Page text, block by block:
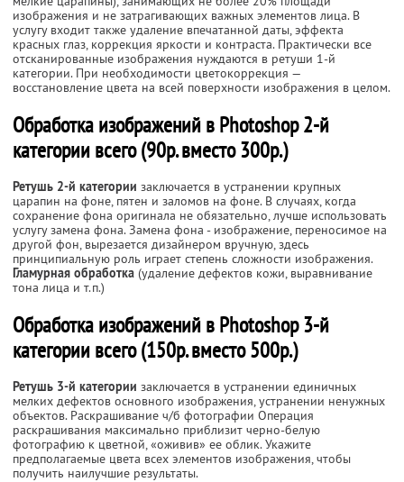
изображения и не затрагивающих важных элементов лица. В
услугу входит также удаление впечатанной даты, эффекта
красных глаз, коррекция яркости и контраста. Практически все
отсканированные изображения нуждаются в ретуши 1-й
категории. При необходимости цветокоррекция —
восстановление цвета на всей поверхности изображения в целом.
Обработка изображений в Photoshop 2-й
категории всего (90р. вместо 300р.)
Ретушь 2-й категории заключается в устранении крупных
царапин на фоне, пятен и заломов на фоне. В случаях, когда
сохранение фона оригинала не обязательно, лучше использовать
услугу замена фона. Замена фона - изображение, переносимое на
другой фон, вырезается дизайнером вручную, здесь
принципиальную роль играет степень сложности изображения.
Гламурная обработка (удаление дефектов кожи, выравнивание
тона лица и т.п.)
Обработка изображений в Photoshop 3-й
категории всего (150р. вместо 500р.)
Ретушь 3-й категории заключается в устранении единичных
мелких дефектов основного изображения, устранении ненужных
объектов. Раскрашивание ч/б фотографии Операция
раскрашивания максимально приблизит черно-белую
фотографию к цветной, «оживив» ее облик. Укажите
предполагаемые цвета всех элементов изображения, чтобы
получить наилучшие результаты.